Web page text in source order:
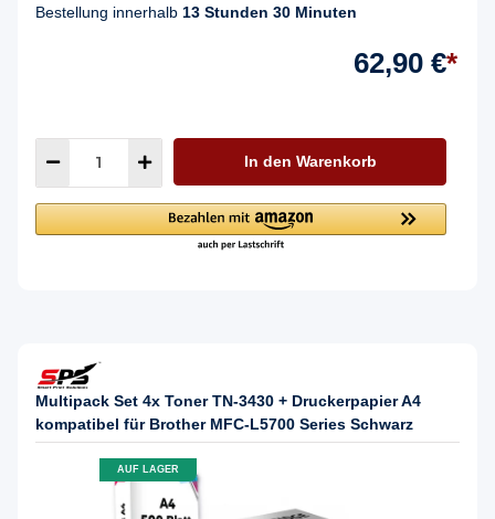
Bestellung innerhalb 13 Stunden 30 Minuten
62,90 €*
In den Warenkorb
Multipack Set 4x Toner TN-3430 + Druckerpapier A4
kompatibel für Brother MFC-L5700 Series Schwarz
AUF LAGER